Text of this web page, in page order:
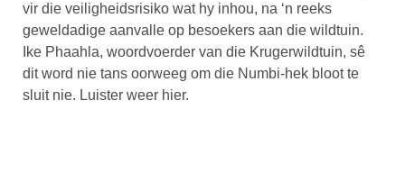
vir die veiligheidsrisiko wat hy inhou, na ‘n reeks
geweldadige aanvalle op besoekers aan die wildtuin.
Ike Phaahla, woordvoerder van die Krugerwildtuin, sê
dit word nie tans oorweeg om die Numbi-hek bloot te
sluit nie. Luister weer hier.